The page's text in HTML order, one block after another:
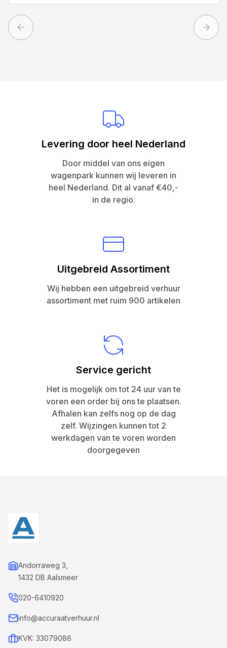
Previous slide Next
Levering door heel Nederland
Door middel van ons eigen
wagenpark kunnen wij leveren in
heel Nederland. Dit al vanaf €40,-
in de regio.
Uitgebreid Assortiment
Wij hebben een uitgebreid verhuur
assortiment met ruim 900 artikelen
Service gericht
Het is mogelijk om tot 24 uur van te
voren een order bij ons te plaatsen.
Afhalen kan zelfs nog op de dag
zelf. Wijzingen kunnen tot 2
werkdagen van te voren worden
doorgegeven
Andorraweg 3,
1432 DB Aalsmeer
020-6410920
info@accuraatverhuur.nl
KVK: 33079086